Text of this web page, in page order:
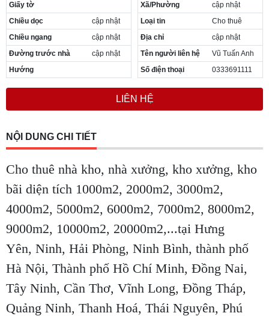
Giấy tờ
Chiều dọc
cập nhật
Chiều ngang
cập nhật
Đường trước nhà
cập nhật
Hướng
Xã/Phường
cập nhật
Loại tin
Cho thuê
Địa chỉ
cập nhật
Tên người liên hệ
Vũ Tuấn Anh
Số điện thoại
0333691111
LIÊN HỆ
NỘI DUNG CHI TIẾT
Cho thuê nhà kho, nhà xưởng, kho xưởng, kho
bãi diện tích 1000m2, 2000m2, 3000m2,
4000m2, 5000m2, 6000m2, 7000m2, 8000m2,
9000m2, 10000m2, 20000m2,...tại Hưng
Yên, Ninh, Hải Phòng, Ninh Bình, thành phố
Hà Nội, Thành phố Hồ Chí Minh, Đồng Nai,
Tây Ninh, Cần Thơ, Vĩnh Long, Đồng Tháp,
Quảng Ninh, Thanh Hoá, Thái Nguyên, Phú